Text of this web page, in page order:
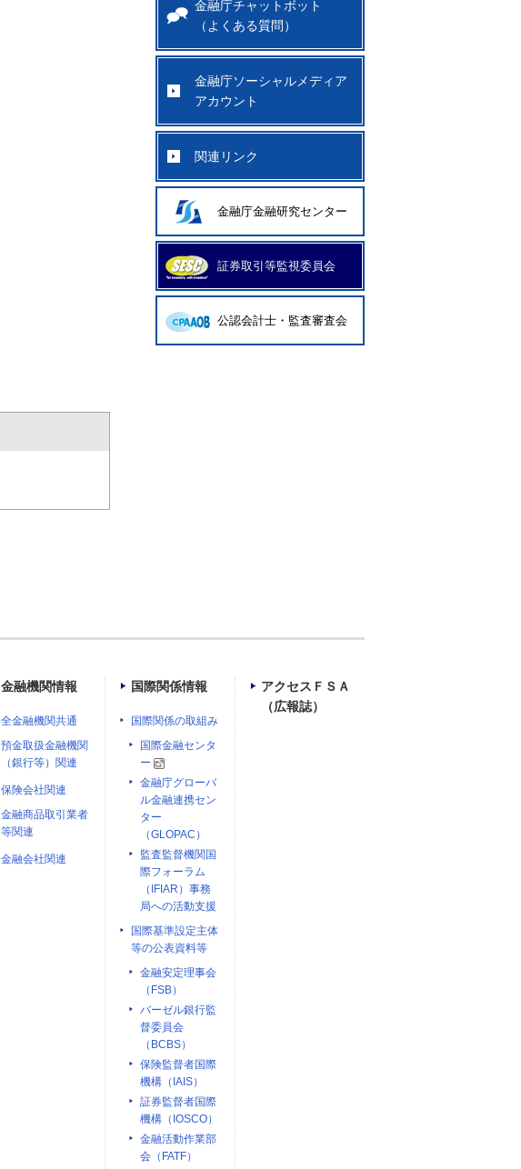
金融庁チャットボット
（よくある質問）
金融庁ソーシャルメディア
アカウント
関連リンク
金融庁金融研究センター
証券取引等監視委員会
公認会計士・監査審査会
金融機関情報
全金融機関共通
預金取扱金融機関
（銀行等）関連
保険会社関連
金融商品取引業者
等関連
金融会社関連
国際関係情報
国際関係の取組み
国際金融センタ
ー
金融庁グローバ
ル金融連携セン
ター
（GLOPAC）
監査監督機関国
際フォーラム
（IFIAR）事務
局への活動支援
国際基準設定主体
等の公表資料等
金融安定理事会
（FSB）
バーゼル銀行監
督委員会
（BCBS）
保険監督者国際
機構（IAIS）
証券監督者国際
機構（IOSCO）
金融活動作業部
会（FATF）
アクセスＦＳＡ
（広報誌）